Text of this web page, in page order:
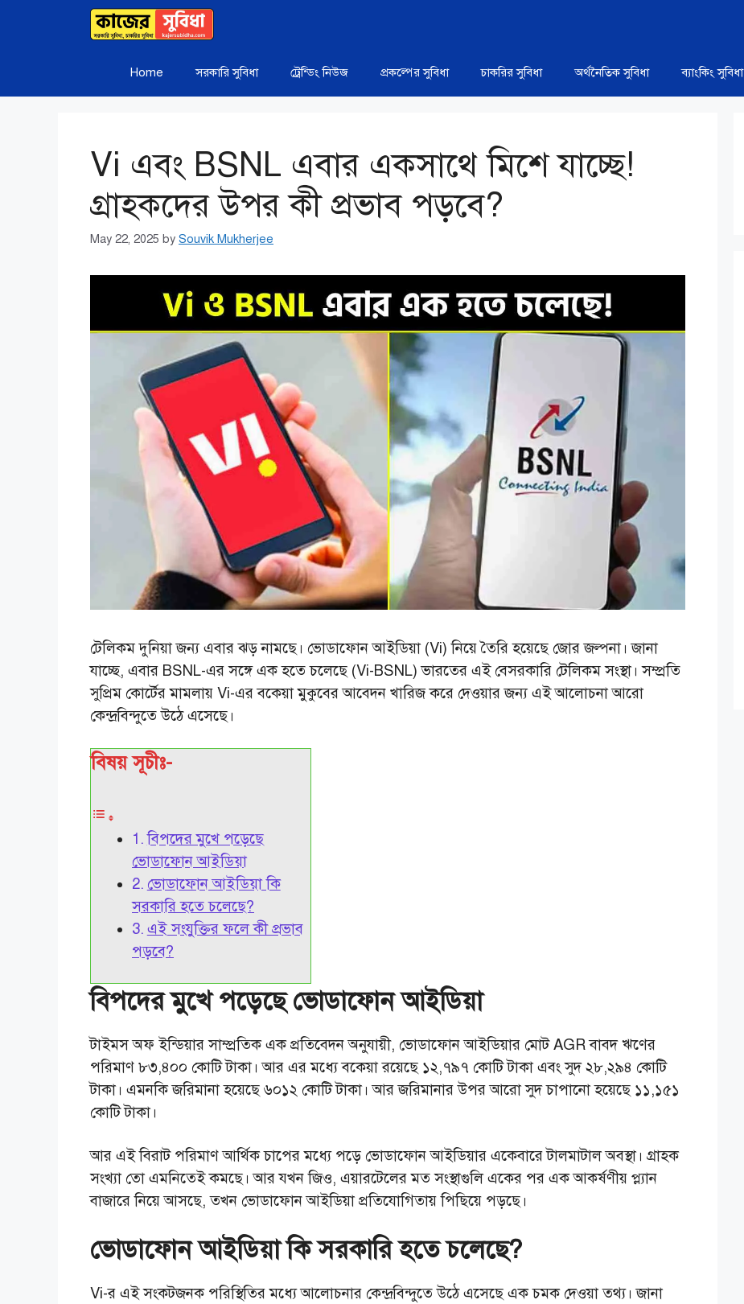
Home সরকারি সুবিধা ট্রেন্ডিং নিউজ প্রকল্পের সুবিধা চাকরির সুবিধা অর্থনৈতিক সুবিধা ব্যাংকিং সুবিধা
Vi এবং BSNL এবার একসাথে মিশে যাচ্ছে!
গ্রাহকদের উপর কী প্রভাব পড়বে?
May 22, 2025 by Souvik Mukherjee
টেলিকম দুনিয়া জন্য এবার ঝড় নামছে। ভোডাফোন আইডিয়া (Vi) নিয়ে তৈরি হয়েছে জোর জল্পনা। জানা
যাচ্ছে, এবার BSNL-এর সঙ্গে এক হতে চলেছে (Vi-BSNL) ভারতের এই বেসরকারি টেলিকম সংস্থা। সম্প্রতি
সুপ্রিম কোর্টের মামলায় Vi-এর বকেয়া মুকুবের আবেদন খারিজ করে দেওয়ার জন্য এই আলোচনা আরো
কেন্দ্রবিন্দুতে উঠে এসেছে।
বিষয় সূচীঃ-
বিপদের মুখে পড়েছে
ভোডাফোন আইডিয়া
ভোডাফোন আইডিয়া কি
সরকারি হতে চলেছে?
এই সংযুক্তির ফলে কী প্রভাব
পড়বে?
বিপদের মুখে পড়েছে ভোডাফোন আইডিয়া
টাইমস অফ ইন্ডিয়ার সাম্প্রতিক এক প্রতিবেদন অনুযায়ী, ভোডাফোন আইডিয়ার মোট AGR বাবদ ঋণের
পরিমাণ ৮৩,৪০০ কোটি টাকা। আর এর মধ্যে বকেয়া রয়েছে ১২,৭৯৭ কোটি টাকা এবং সুদ ২৮,২৯৪ কোটি
টাকা। এমনকি জরিমানা হয়েছে ৬০১২ কোটি টাকা। আর জরিমানার উপর আরো সুদ চাপানো হয়েছে ১১,১৫১
কোটি টাকা।
আর এই বিরাট পরিমাণ আর্থিক চাপের মধ্যে পড়ে ভোডাফোন আইডিয়ার একেবারে টালমাটাল অবস্থা। গ্রাহক
সংখ্যা তো এমনিতেই কমছে। আর যখন জিও, এয়ারটেলের মত সংস্থাগুলি একের পর এক আকর্ষণীয় প্ল্যান
বাজারে নিয়ে আসছে, তখন ভোডাফোন আইডিয়া প্রতিযোগিতায় পিছিয়ে পড়ছে।
ভোডাফোন আইডিয়া কি সরকারি হতে চলেছে?
Vi-র এই সংকটজনক পরিস্থিতির মধ্যে আলোচনার কেন্দ্রবিন্দুতে উঠে এসেছে এক চমক দেওয়া তথ্য। জানা